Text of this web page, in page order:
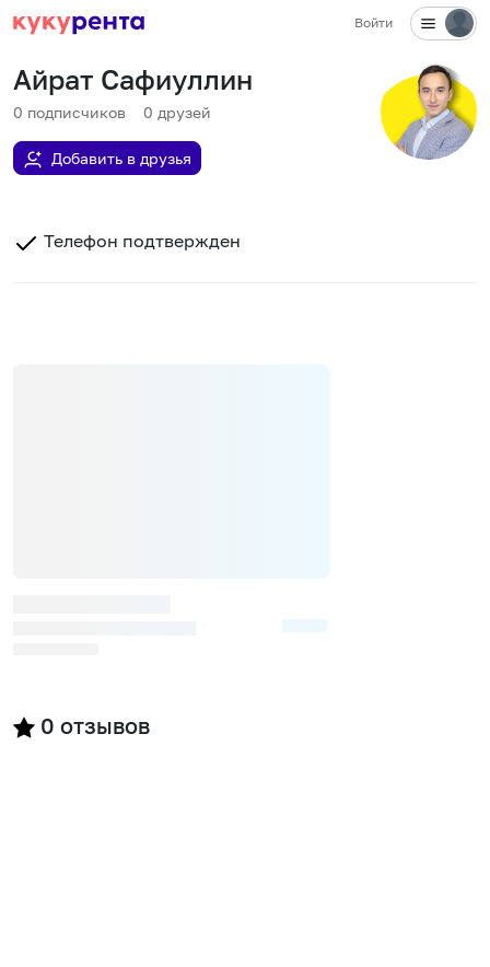
Войти
Айрат Сафиуллин
0 подписчиков 0 друзей
Добавить в друзья
Телефон подтвержден
0 отзывов